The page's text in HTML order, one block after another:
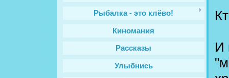
Рыбалка - это клёво!
Киномания
Рассказы
Улыбнись
И